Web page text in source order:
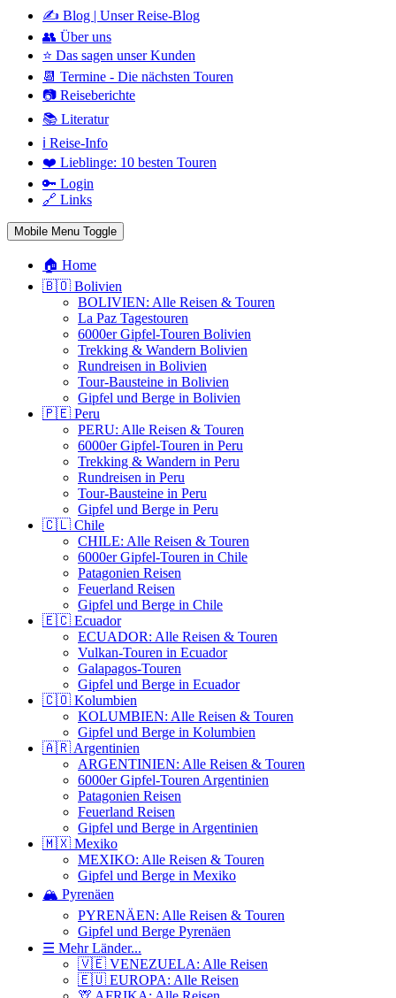
✍️ Blog | Unser Reise-Blog
👥 Über uns
⭐ Das sagen unser Kunden
📆 Termine - Die nächsten Touren
📷 Reiseberichte
📚 Literatur
ℹ️ Reise-Info
❤️ Lieblinge: 10 besten Touren
🔑 Login
🔗 Links
Mobile Menu Toggle
🏠 Home
🇧🇴 Bolivien
BOLIVIEN: Alle Reisen & Touren
La Paz Tagestouren
6000er Gipfel-Touren Bolivien
Trekking & Wandern Bolivien
Rundreisen in Bolivien
Tour-Bausteine in Bolivien
Gipfel und Berge in Bolivien
🇵🇪 Peru
PERU: Alle Reisen & Touren
6000er Gipfel-Touren in Peru
Trekking & Wandern in Peru
Rundreisen in Peru
Tour-Bausteine in Peru
Gipfel und Berge in Peru
🇨🇱 Chile
CHILE: Alle Reisen & Touren
6000er Gipfel-Touren in Chile
Patagonien Reisen
Feuerland Reisen
Gipfel und Berge in Chile
🇪🇨 Ecuador
ECUADOR: Alle Reisen & Touren
Vulkan-Touren in Ecuador
Galapagos-Touren
Gipfel und Berge in Ecuador
🇨🇴 Kolumbien
KOLUMBIEN: Alle Reisen & Touren
Gipfel und Berge in Kolumbien
🇦🇷 Argentinien
ARGENTINIEN: Alle Reisen & Touren
6000er Gipfel-Touren Argentinien
Patagonien Reisen
Feuerland Reisen
Gipfel und Berge in Argentinien
🇲🇽 Mexiko
MEXIKO: Alle Reisen & Touren
Gipfel und Berge in Mexiko
🏔️ Pyrenäen
PYRENÄEN: Alle Reisen & Touren
Gipfel und Berge Pyrenäen
☰ Mehr Länder...
🇻🇪 VENEZUELA: Alle Reisen
🇪🇺 EUROPA: Alle Reisen